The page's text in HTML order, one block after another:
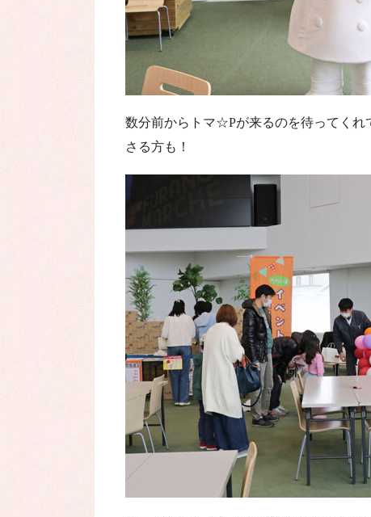
数分前からトマ☆Pが来るのを待ってく
さる方も！